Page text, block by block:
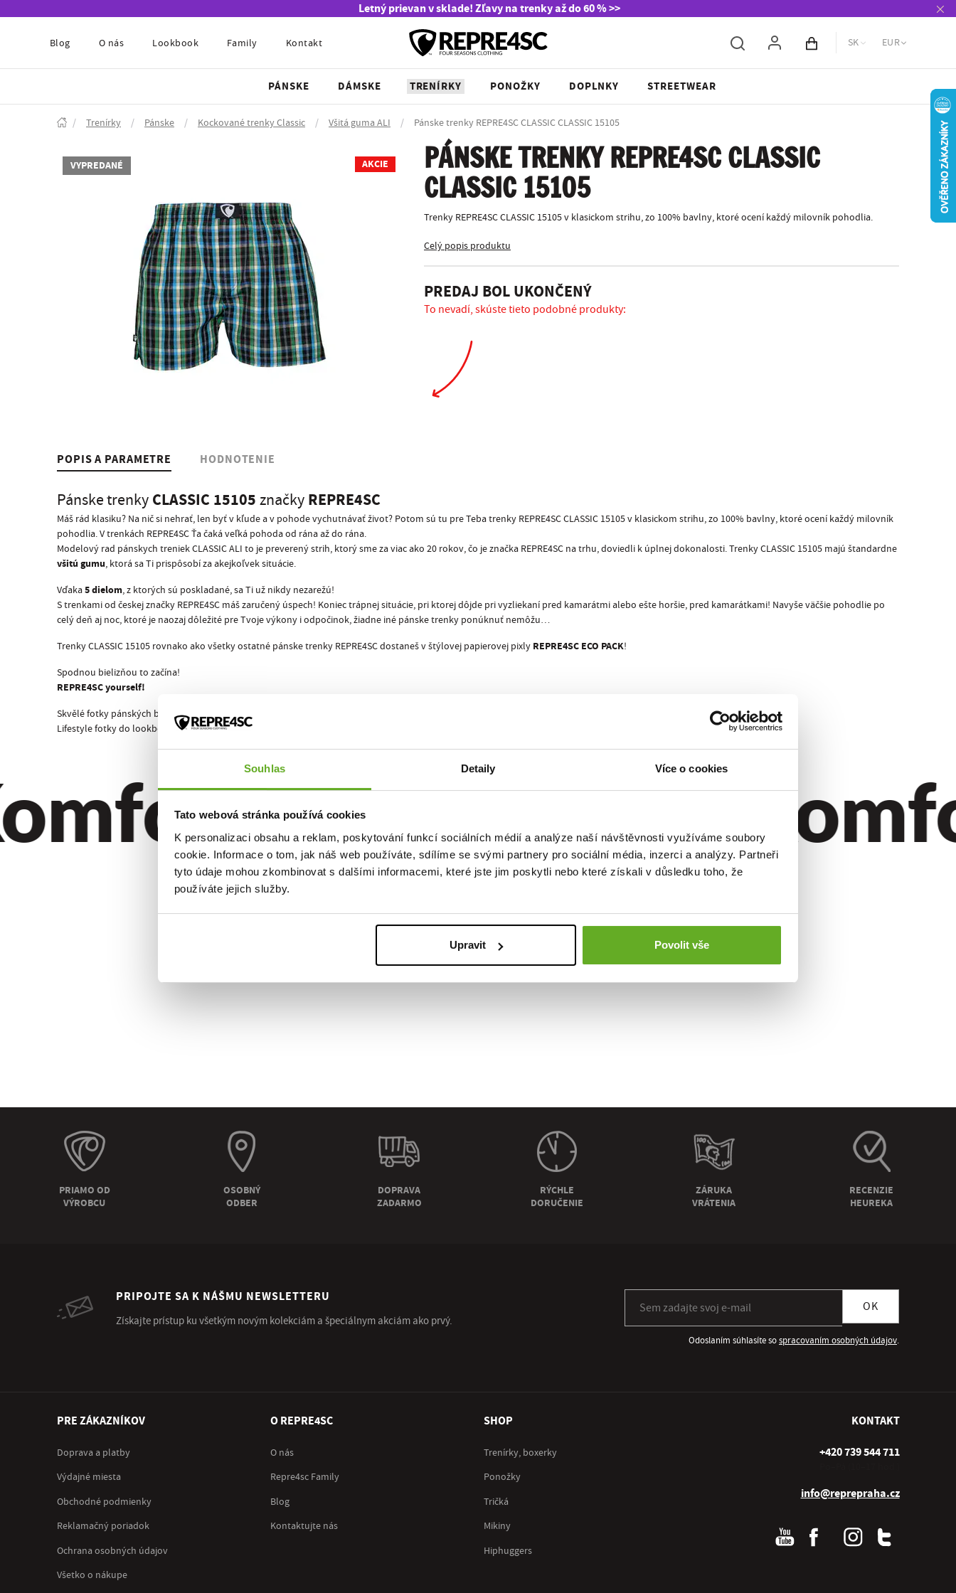
Souhlas Detaily Více o cookies
Tato webová stránka používá cookies
K personalizaci obsahu a reklam, poskytování funkcí sociálních médií a analýze naší návštěvnosti využíváme soubory
cookie. Informace o tom, jak náš web používáte, sdílíme se svými partnery pro sociální média, inzerci a analýzy. Partneři
tyto údaje mohou zkombinovat s dalšími informacemi, které jste jim poskytli nebo které získali v důsledku toho, že
používáte jejich služby.
Upravit Povolit vše
Letný prievan v sklade! Zľavy na trenky až do 60 % >>
Blog O nás Lookbook Family Kontakt Obsah košíka
SK EUR
PÁNSKE DÁMSKE TRENÍRKY PONOŽKY DOPLNKY STREETWEAR
/ Trenírky / Pánske / Kockované trenky Classic / Všitá guma ALI / Pánske trenky REPRE4SC CLASSIC CLASSIC 15105
VYPREDANÉ AKCIE
PÁNSKE TRENKY REPRE4SC CLASSIC
CLASSIC 15105
Trenky REPRE4SC CLASSIC 15105 v klasickom strihu, zo 100% bavlny, ktoré ocení každý milovník pohodlia.
Celý popis produktu
PREDAJ BOL UKONČENÝ
To nevadí, skúste tieto podobné produkty:
POPIS A PARAMETRE HODNOTENIE
Pánske trenky CLASSIC 15105 značky REPRE4SC
Máš rád klasiku? Na nič si nehrať, len byť v kľude a v pohode vychutnávať život? Potom sú tu pre Teba trenky REPRE4SC CLASSIC 15105 v klasickom strihu, zo 100% bavlny, ktoré ocení každý milovník
pohodlia. V trenkách REPRE4SC Ťa čaká veľká pohoda od rána až do rána.
Modelový rad pánskych treniek CLASSIC ALI to je preverený strih, ktorý sme za viac ako 20 rokov, čo je značka REPRE4SC na trhu, doviedli k úplnej dokonalosti. Trenky CLASSIC 15105 majú štandardne
všitú gumu, ktorá sa Ti prispôsobí za akejkoľvek situácie.
Vďaka5 dielom, z ktorých sú poskladané, sa Ti už nikdy nezarežú!
S trenkami od českej značky REPRE4SC máš zaručený úspech! Koniec trápnej situácie, pri ktorej dôjde pri vyzliekaní pred kamarátmi alebo ešte horšie, pred kamarátkami! Navyše väčšie pohodlie po
celý deň aj noc, ktoré je naozaj dôležité pre Tvoje výkony i odpočinok, žiadne iné pánske trenky ponúknuť nemôžu…
Trenky CLASSIC 15105 rovnako ako všetky ostatné pánske trenky REPRE4SC dostaneš v štýlovej papierovej pixly REPRE4SC ECO PACK!
Spodnou bielizňou to začína!
REPRE4SC yourself!
Skvělé fotky pánských boxerek CLASSIC 15105 má na svědomí náš dvorní fotograf
Lifestyle fotky do lookbooku a doplňkové fotky trenek MIKE CLASSIC 15105 pro nás nafotili naši streetfoto parťáci
Kvalita. Štýl.
PRIAMO OD
VÝROBCU
OSOBNÝ
ODBER
DOPRAVA
ZADARMO
RÝCHLE
DORUČENIE
ZÁRUKA
VRÁTENIA
RECENZIE
HEUREKA
PRIPOJTE SA K NÁŠMU NEWSLETTERU
Získajte prístup ku všetkým novým kolekciám a špeciálnym akciám ako prvý.
OK
Odoslaním súhlasíte sospracovaním osobných údajov.
PRE ZÁKAZNÍKOV
Doprava a platby
Výdajné miesta
Obchodné podmienky
Reklamačný poriadok
Ochrana osobných údajov
Všetko o nákupe
O REPRE4SC
O nás
Repre4sc Family
Blog
Kontaktujte nás
SHOP
Trenírky, boxerky
Ponožky
Tričká
Mikiny
Hiphuggers
KONTAKT
+420 739 544 711
info@reprepraha.cz